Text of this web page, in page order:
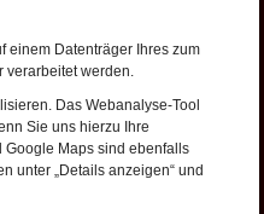
einem Datenträger Ihres zum
verarbeitet werden.
Das Webanalyse-Tool
Sie uns hierzu Ihre
Maps sind ebenfalls
unter „Details anzeigen“ und